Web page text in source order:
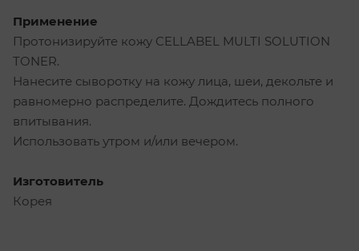
Применение
Протонизируйте кожу CELLABEL MULTI SOLUTION
TONER.
Нанесите сыворотку на кожу лица, шеи, декольте и
равномерно распределите. Дождитесь полного
впитывания.
Использовать утром и/или вечером.
Изготовитель
Корея